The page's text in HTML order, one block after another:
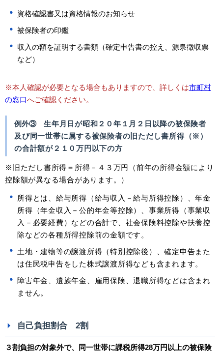
資格確認書又は資格情報のお知らせ
被保険者の印鑑
収入の額を証明する書類（確定申告書の控え、源泉徴収票
など）
※本人確認が必要となる場合もありますので、詳しくは市町村
の窓口へご確認ください。
例外③ 生年月日が昭和２０年１月２日以降の被保険者
及び同一世帯に属する被保険者の旧ただし書所得（※）
の合計額が２１０万円以下の方
※旧ただし書所得＝所得－４３万円（前年の所得金額により
控除額が異なる場合があります。）
所得とは、給与所得（給与収入－給与所得控除）、年金
所得（年金収入－公的年金等控除）、事業所得（事業収
入－必要経費）などの合計で、社会保険料控除や扶養控
除などの各種所得控除前の金額です。
土地・建物等の譲渡所得（特別控除後）、確定申告また
は住民税申告をした株式譲渡所得なども含まれます。
障害年金、遺族年金、雇用保険、退職所得などは含まれ
ません。
自己負担割合 2割
３割負担の対象外で、同一世帯に課税所得28万円以上の被保険